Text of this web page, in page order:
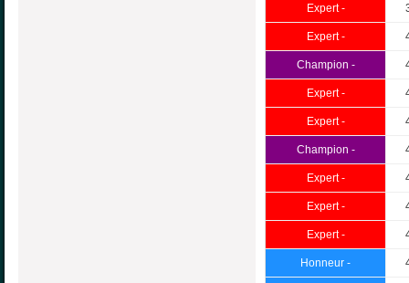
Expert -
Expert -
Champion -
Expert -
Expert -
Champion -
Expert -
Expert -
Expert -
Honneur -